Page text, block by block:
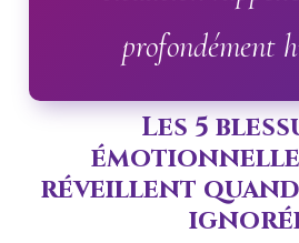
profondément
Les 5
réveillent quand